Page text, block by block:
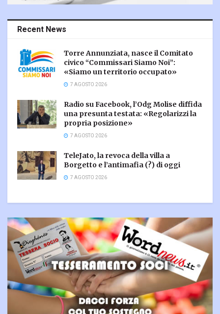
Recent News
Torre Annunziata, nasce il Comitato
civico “Commissari Siamo Noi”:
«Siamo un territorio occupato»
7 AGOSTO 2026
Radio su Facebook, l’Odg Molise diffida
una presunta testata: «Regolarizzi la
propria posizione»
7 AGOSTO 2026
TeleJato, la revoca della villa a
Borgetto e l’antimafia (?) di oggi
7 AGOSTO 2026